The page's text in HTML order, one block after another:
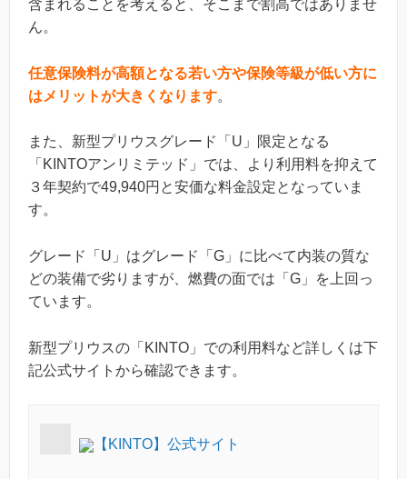
含まれることを考えると、そこまで割高ではありませ
ん。
任意保険料が高額となる若い方や保険等級が低い方に
はメリットが大きくなります。
また、新型プリウスグレード「U」限定となる
「KINTOアンリミテッド」では、より利用料を抑えて
３年契約で49,940円と安価な料金設定となっていま
す。
グレード「U」はグレード「G」に比べて内装の質な
どの装備で劣りますが、燃費の面では「G」を上回っ
ています。
新型プリウスの「KINTO」での利用料など詳しくは下
記公式サイトから確認できます。
【KINTO】公式サイト